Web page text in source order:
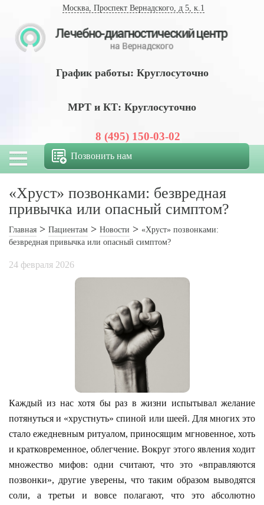
Москва, Проспект Вернадского, д 5, к.1
График работы: Круглосуточно
МРТ и КТ: Круглосуточно
8 (495) 150-03-02
Позвонить нам
«Хруст» позвонками: безвредная
привычка или опасный симптом?
Главная Пациентам Новости
«Хруст» позвонками:
безвредная привычка или опасный симптом?
24 февраля 2026
Каждый из нас хотя бы раз в жизни испытывал желание
потянуться и «хрустнуть» спиной или шеей. Для многих это
стало ежедневным ритуалом, приносящим мгновенное, хоть
и кратковременное, облегчение. Вокруг этого явления ходит
множество мифов: одни считают, что это «вправляются
позвонки», другие уверены, что таким образом выводятся
соли, а третьи и вовсе полагают, что это абсолютно